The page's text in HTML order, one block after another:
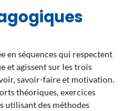
en séquences qui respectent
et agissent sur les trois
savoir-faire et motivation.
théoriques, exercices
utilisant des méthodes